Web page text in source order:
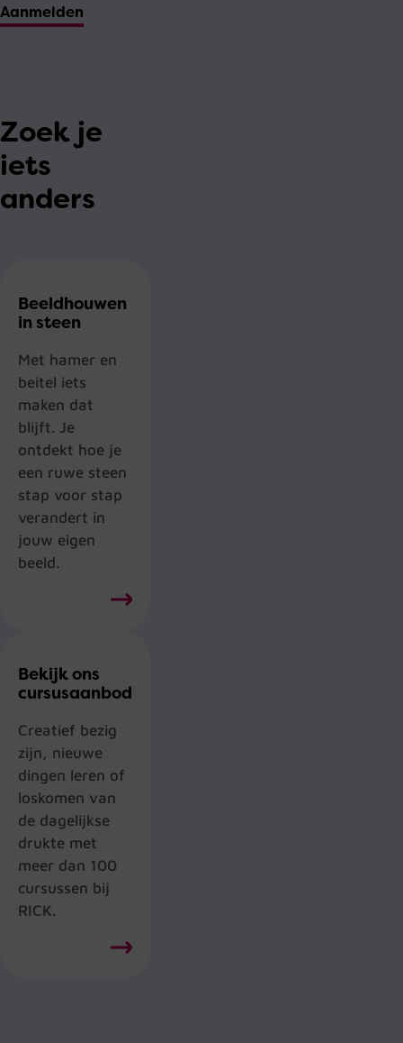
Aanmelden
Zoek je
iets
anders
Beeldhouwen
in steen
Met hamer en
beitel iets
maken dat
blijft. Je
ontdekt hoe je
een ruwe steen
stap voor stap
verandert in
jouw eigen
beeld.
Bekijk ons
cursusaanbod
Creatief bezig
zijn, nieuwe
dingen leren of
loskomen van
de dagelijkse
drukte met
meer dan 100
cursussen bij
RICK.